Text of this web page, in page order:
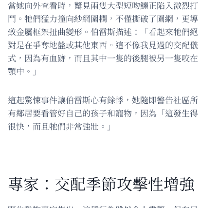
當她向外查看時，驚見兩隻大型短吻鱷正陷入激烈打
鬥。牠們猛力撞向紗網圍欄，不僅撕破了圍網，更導
致金屬框架扭曲變形。伯雷斯描述：「看起來牠們絕
對是在爭奪地盤或其他東西。這不像我見過的交配儀
式，因為有血跡，而且其中一隻的後腿被另一隻咬在
顎中。」
這起驚悚事件讓伯雷斯心有餘悸，她隨即警告社區所
有鄰居要看管好自己的孩子和寵物，因為「這發生得
很快，而且牠們非常強壯。」
專家：交配季節攻擊性增強